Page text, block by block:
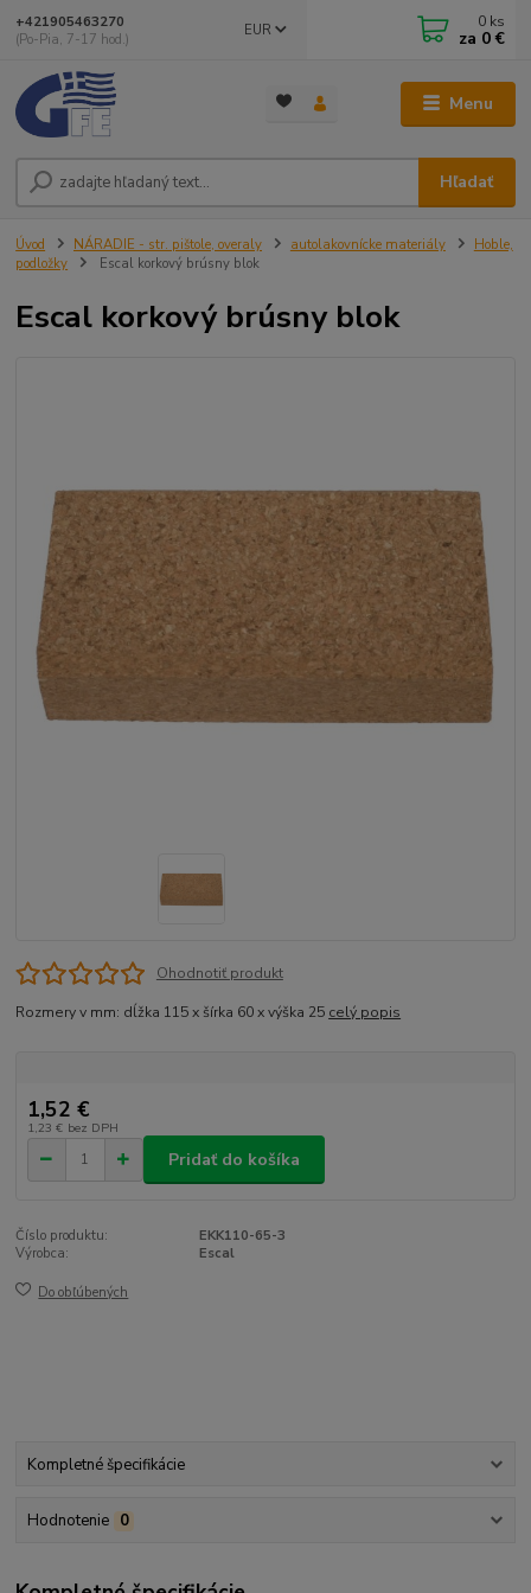
Menu
EUR
Hľadať
+421905463270
(Po-Pia, 7-17 hod.)
0 ks
za 0 €
Úvod NÁRADIE - str. pištole, overaly autolakovnícke materiály
Hoble,
podložky
Escal korkový brúsny blok
Escal korkový brúsny blok
Ohodnotiť produkt
Rozmery v mm: dĺžka 115 x šírka 60 x výška 25 celý popis
1,52 €
1,23 € bez DPH
Pridať do košíka
Číslo produktu:
EKK110-65-3
Výrobca:
Escal
Do obľúbených
Kompletné špecifikácie
Hodnotenie 0